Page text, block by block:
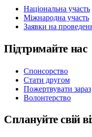
Національна участь
Міжнародна участь
Заявки на
Підтримайте нас
Спонсорство
Стати другом
Пожертвувати зараз
Волонтерство
Сплануйте свій